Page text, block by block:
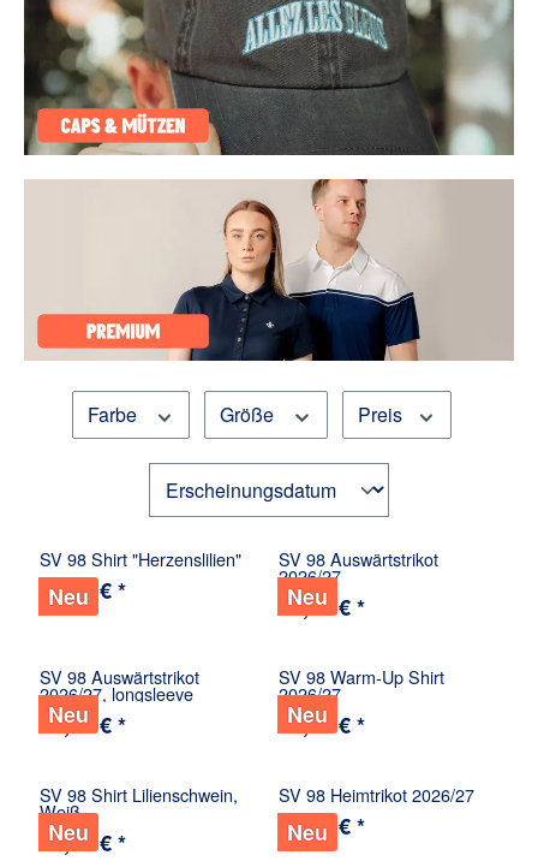
Farbe Größe Preis
Neu
SV 98 Shirt "Herzenslilien"
25,00 € * Neu
SV 98 Auswärtstrikot
2026/27
84,98 € *
Neu
SV 98 Auswärtstrikot
2026/27, longsleeve
94,98 € * Neu
SV 98 Warm-Up Shirt
2026/27
64,98 € *
Neu
SV 98 Shirt Lilienschwein,
Weiß
24,98 € * Neu
SV 98 Heimtrikot 2026/27
84,98 € *